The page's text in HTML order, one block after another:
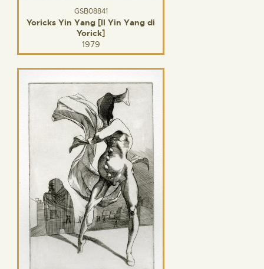
GSB08841
Yoricks Yin Yang [Il Yin Yang di
Yorick]
1979